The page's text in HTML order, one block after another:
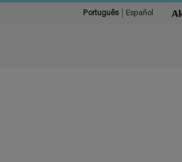
Português Español